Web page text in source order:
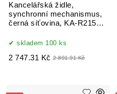
Kancelářská židle,
synchronní mechanismus,
černá síťovina, KA-R215
skladem 100 ks
2 747.31 Kč 2 891.91 Kč